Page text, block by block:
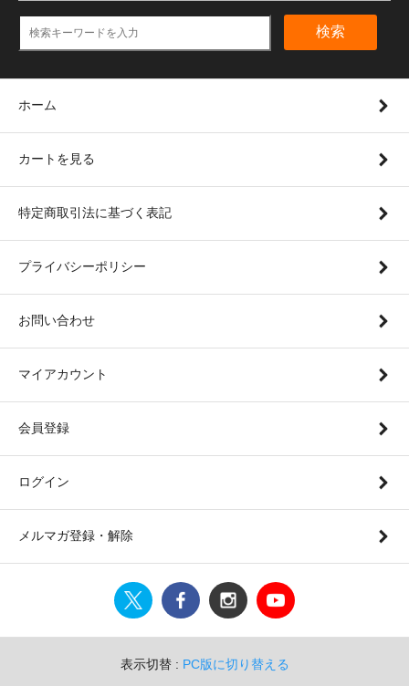
検索
ホーム
カートを見る
特定商取引法に基づく表記
プライバシーポリシー
お問い合わせ
マイアカウント
会員登録
ログイン
メルマガ登録・解除
表示切替 : PC版に切り替える